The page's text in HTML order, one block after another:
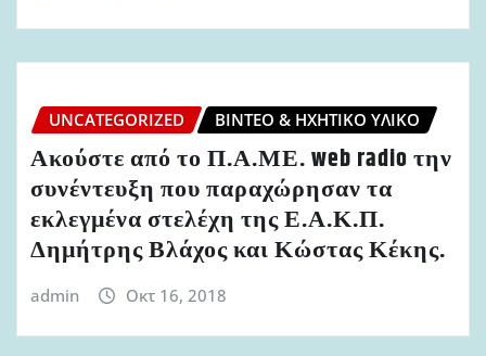
UNCATEGORIZED ΒΊΝΤΕΟ & ΗΧΗΤΙΚΌ ΥΛΙΚΌ
Ακούστε από το Π.Α.ΜΕ. web radio την
συνέντευξη που παραχώρησαν τα
εκλεγμένα στελέχη της Ε.Α.Κ.Π.
Δημήτρης Βλάχος και Κώστας Κέκης.
admin Οκτ 16, 2018